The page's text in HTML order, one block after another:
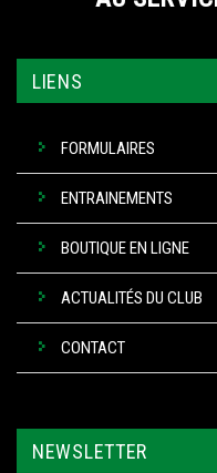
LIENS
FORMULAIRES
ENTRAINEMENTS
BOUTIQUE EN LIGNE
ACTUALITÉS DU CLUB
CONTACT
NEWSLETTER